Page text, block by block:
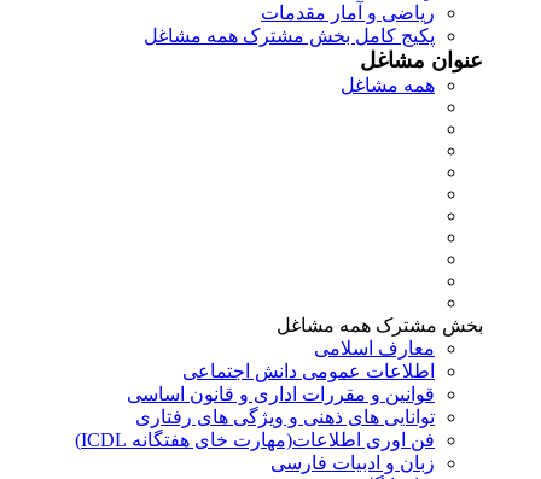
ریاضی و آمار مقدمات
پکیج کامل بخش مشترک همه مشاغل
عنوان مشاغل
همه مشاغل
بخش مشترک همه مشاغل
معارف اسلامی
اطلاعات عمومی دانش اجتماعی
قوانین و مقررات اداری و قانون اساسی
توانایی های ذهنی و ویژگی های رفتاری
فن اوری اطلاعات(مهارت خای هفتگانه ICDL)
زبان و ادبیات فارسی